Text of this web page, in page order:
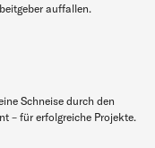
auffallen.
Schneise durch den
– für erfolgreiche Projekte.